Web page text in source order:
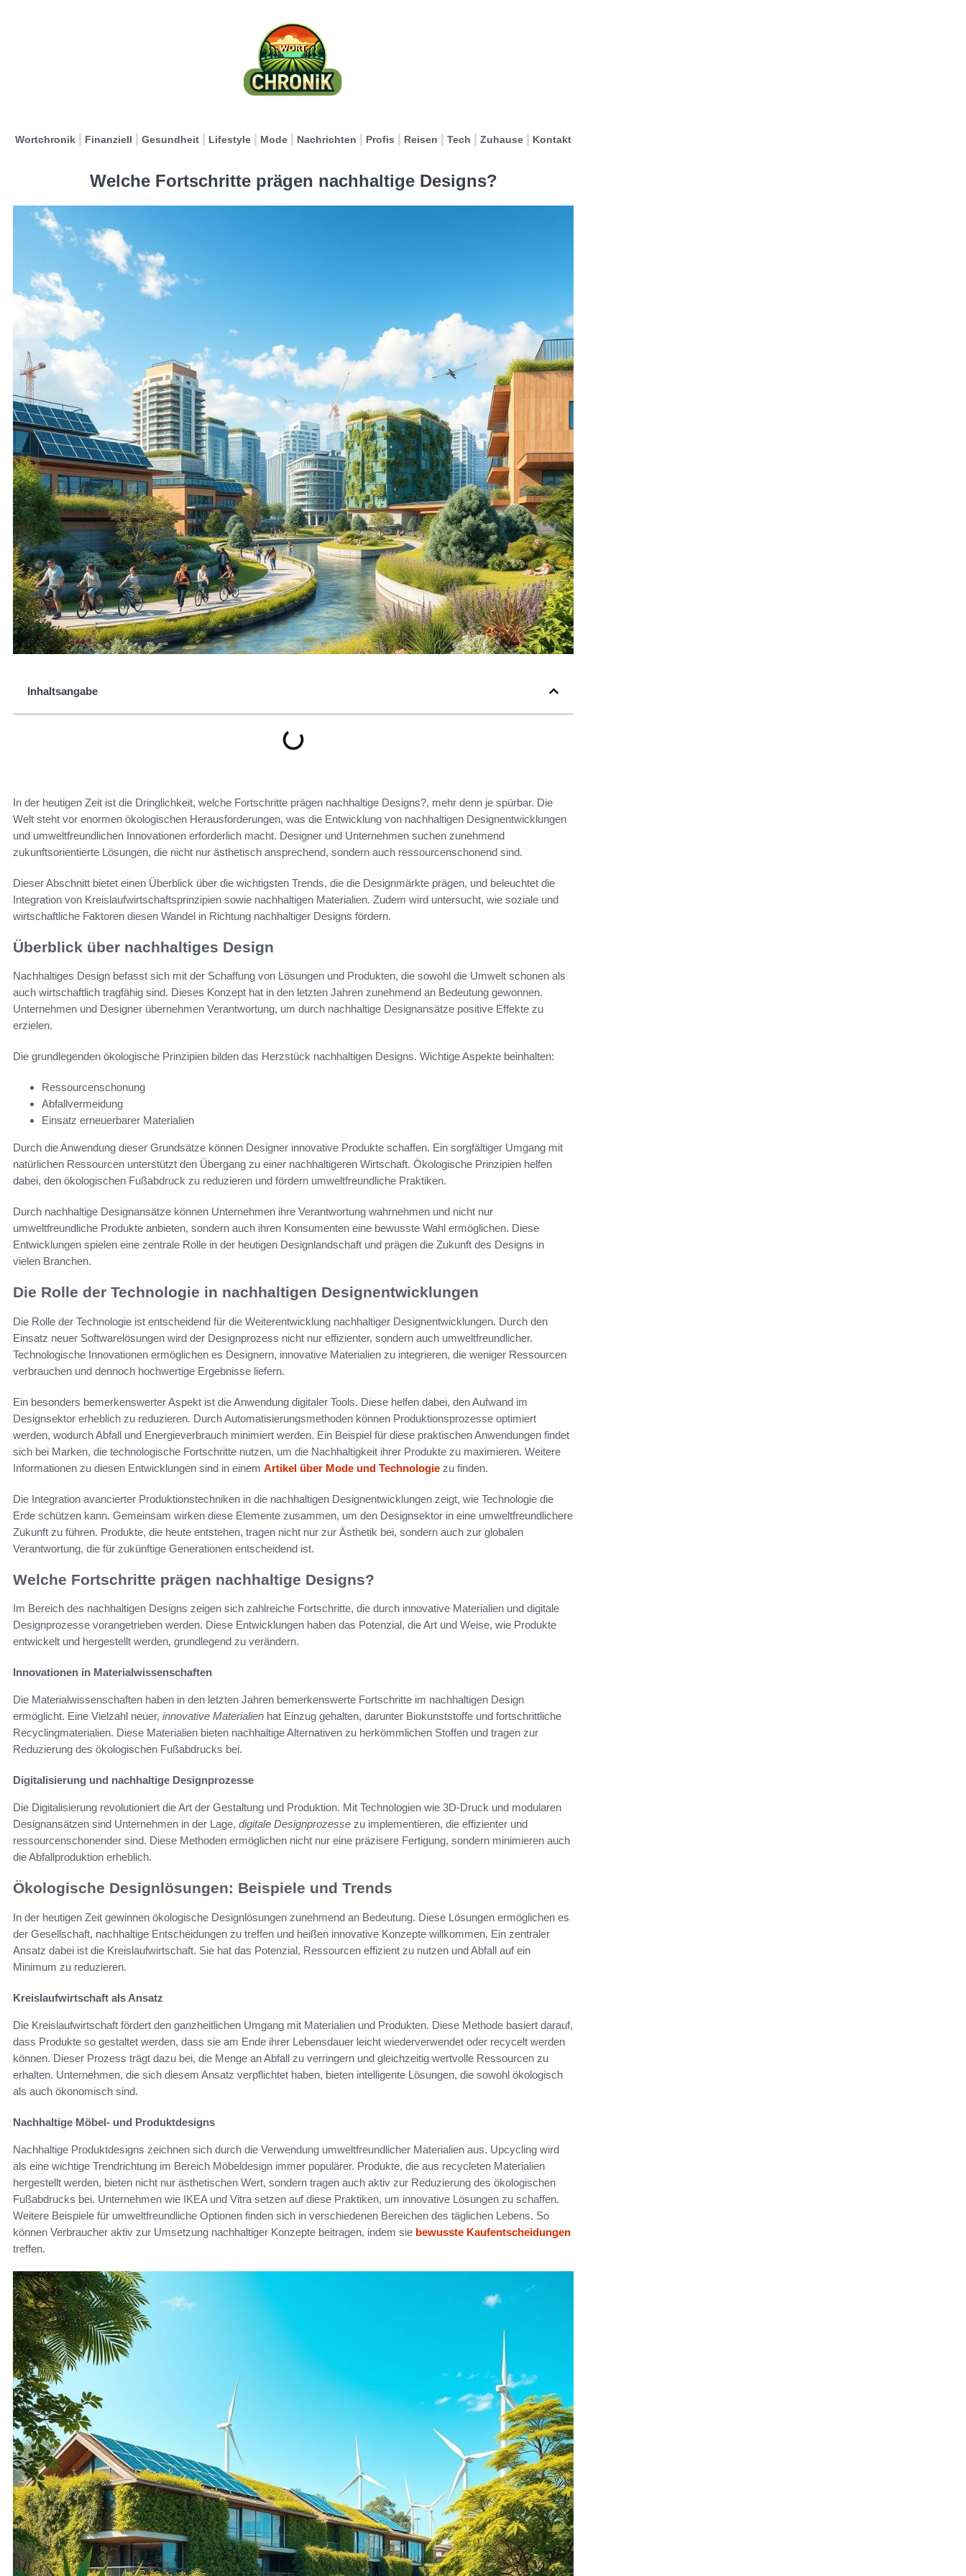
Wortchronik Finanziell Gesundheit Lifestyle Mode Nachrichten Profis Reisen Tech Zuhause Kontakt
Welche Fortschritte prägen nachhaltige Designs?
Inhaltsangabe
In der heutigen Zeit ist die Dringlichkeit, welche Fortschritte prägen nachhaltige Designs?, mehr denn je spürbar. Die
Welt steht vor enormen ökologischen Herausforderungen, was die Entwicklung von nachhaltigen Designentwicklungen
und umweltfreundlichen Innovationen erforderlich macht. Designer und Unternehmen suchen zunehmend
zukunftsorientierte Lösungen, die nicht nur ästhetisch ansprechend, sondern auch ressourcenschonend sind.
Dieser Abschnitt bietet einen Überblick über die wichtigsten Trends, die die Designmärkte prägen, und beleuchtet die
Integration von Kreislaufwirtschaftsprinzipien sowie nachhaltigen Materialien. Zudem wird untersucht, wie soziale und
wirtschaftliche Faktoren diesen Wandel in Richtung nachhaltiger Designs fördern.
Überblick über nachhaltiges Design
Nachhaltiges Design befasst sich mit der Schaffung von Lösungen und Produkten, die sowohl die Umwelt schonen als
auch wirtschaftlich tragfähig sind. Dieses Konzept hat in den letzten Jahren zunehmend an Bedeutung gewonnen.
Unternehmen und Designer übernehmen Verantwortung, um durch nachhaltige Designansätze positive Effekte zu
erzielen.
Die grundlegenden ökologische Prinzipien bilden das Herzstück nachhaltigen Designs. Wichtige Aspekte beinhalten:
Ressourcenschonung
Abfallvermeidung
Einsatz erneuerbarer Materialien
Durch die Anwendung dieser Grundsätze können Designer innovative Produkte schaffen. Ein sorgfältiger Umgang mit
natürlichen Ressourcen unterstützt den Übergang zu einer nachhaltigeren Wirtschaft. Ökologische Prinzipien helfen
dabei, den ökologischen Fußabdruck zu reduzieren und fördern umweltfreundliche Praktiken.
Durch nachhaltige Designansätze können Unternehmen ihre Verantwortung wahrnehmen und nicht nur
umweltfreundliche Produkte anbieten, sondern auch ihren Konsumenten eine bewusste Wahl ermöglichen. Diese
Entwicklungen spielen eine zentrale Rolle in der heutigen Designlandschaft und prägen die Zukunft des Designs in
vielen Branchen.
Die Rolle der Technologie in nachhaltigen Designentwicklungen
Die Rolle der Technologie ist entscheidend für die Weiterentwicklung nachhaltiger Designentwicklungen. Durch den
Einsatz neuer Softwarelösungen wird der Designprozess nicht nur effizienter, sondern auch umweltfreundlicher.
Technologische Innovationen ermöglichen es Designern, innovative Materialien zu integrieren, die weniger Ressourcen
verbrauchen und dennoch hochwertige Ergebnisse liefern.
Ein besonders bemerkenswerter Aspekt ist die Anwendung digitaler Tools. Diese helfen dabei, den Aufwand im
Designsektor erheblich zu reduzieren. Durch Automatisierungsmethoden können Produktionsprozesse optimiert
werden, wodurch Abfall und Energieverbrauch minimiert werden. Ein Beispiel für diese praktischen Anwendungen findet
sich bei Marken, die technologische Fortschritte nutzen, um die Nachhaltigkeit ihrer Produkte zu maximieren. Weitere
Informationen zu diesen Entwicklungen sind in einem Artikel über Mode und Technologie zu finden.
Die Integration avancierter Produktionstechniken in die nachhaltigen Designentwicklungen zeigt, wie Technologie die
Erde schützen kann. Gemeinsam wirken diese Elemente zusammen, um den Designsektor in eine umweltfreundlichere
Zukunft zu führen. Produkte, die heute entstehen, tragen nicht nur zur Ästhetik bei, sondern auch zur globalen
Verantwortung, die für zukünftige Generationen entscheidend ist.
Welche Fortschritte prägen nachhaltige Designs?
Im Bereich des nachhaltigen Designs zeigen sich zahlreiche Fortschritte, die durch innovative Materialien und digitale
Designprozesse vorangetrieben werden. Diese Entwicklungen haben das Potenzial, die Art und Weise, wie Produkte
entwickelt und hergestellt werden, grundlegend zu verändern.
Innovationen in Materialwissenschaften
Die Materialwissenschaften haben in den letzten Jahren bemerkenswerte Fortschritte im nachhaltigen Design
ermöglicht. Eine Vielzahl neuer, innovative Materialien hat Einzug gehalten, darunter Biokunststoffe und fortschrittliche
Recyclingmaterialien. Diese Materialien bieten nachhaltige Alternativen zu herkömmlichen Stoffen und tragen zur
Reduzierung des ökologischen Fußabdrucks bei.
Digitalisierung und nachhaltige Designprozesse
Die Digitalisierung revolutioniert die Art der Gestaltung und Produktion. Mit Technologien wie 3D-Druck und modularen
Designansätzen sind Unternehmen in der Lage, digitale Designprozesse zu implementieren, die effizienter und
ressourcenschonender sind. Diese Methoden ermöglichen nicht nur eine präzisere Fertigung, sondern minimieren auch
die Abfallproduktion erheblich.
Ökologische Designlösungen: Beispiele und Trends
In der heutigen Zeit gewinnen ökologische Designlösungen zunehmend an Bedeutung. Diese Lösungen ermöglichen es
der Gesellschaft, nachhaltige Entscheidungen zu treffen und heißen innovative Konzepte willkommen. Ein zentraler
Ansatz dabei ist die Kreislaufwirtschaft. Sie hat das Potenzial, Ressourcen effizient zu nutzen und Abfall auf ein
Minimum zu reduzieren.
Kreislaufwirtschaft als Ansatz
Die Kreislaufwirtschaft fördert den ganzheitlichen Umgang mit Materialien und Produkten. Diese Methode basiert darauf,
dass Produkte so gestaltet werden, dass sie am Ende ihrer Lebensdauer leicht wiederverwendet oder recycelt werden
können. Dieser Prozess trägt dazu bei, die Menge an Abfall zu verringern und gleichzeitig wertvolle Ressourcen zu
erhalten. Unternehmen, die sich diesem Ansatz verpflichtet haben, bieten intelligente Lösungen, die sowohl ökologisch
als auch ökonomisch sind.
Nachhaltige Möbel- und Produktdesigns
Nachhaltige Produktdesigns zeichnen sich durch die Verwendung umweltfreundlicher Materialien aus. Upcycling wird
als eine wichtige Trendrichtung im Bereich Möbeldesign immer populärer. Produkte, die aus recycleten Materialien
hergestellt werden, bieten nicht nur ästhetischen Wert, sondern tragen auch aktiv zur Reduzierung des ökologischen
Fußabdrucks bei. Unternehmen wie IKEA und Vitra setzen auf diese Praktiken, um innovative Lösungen zu schaffen.
Weitere Beispiele für umweltfreundliche Optionen finden sich in verschiedenen Bereichen des täglichen Lebens. So
können Verbraucher aktiv zur Umsetzung nachhaltiger Konzepte beitragen, indem sie bewusste Kaufentscheidungen
treffen.